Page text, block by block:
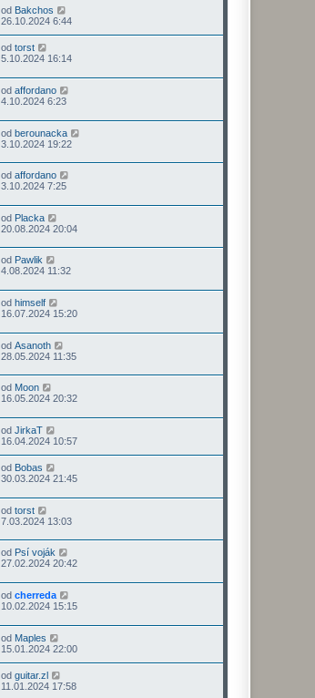
od Bakchos
26.10.2024 6:44
od torst
5.10.2024 16:14
od affordano
4.10.2024 6:23
od berounacka
3.10.2024 19:22
od affordano
3.10.2024 7:25
od Placka
20.08.2024 20:04
od Pawlik
4.08.2024 11:32
od himself
16.07.2024 15:20
od Asanoth
28.05.2024 11:35
od Moon
16.05.2024 20:32
od JirkaT
16.04.2024 10:57
od Bobas
30.03.2024 21:45
od torst
7.03.2024 13:03
od Psí voják
27.02.2024 20:42
od cherreda
10.02.2024 15:15
od Maples
15.01.2024 22:00
od guitar.zl
11.01.2024 17:58